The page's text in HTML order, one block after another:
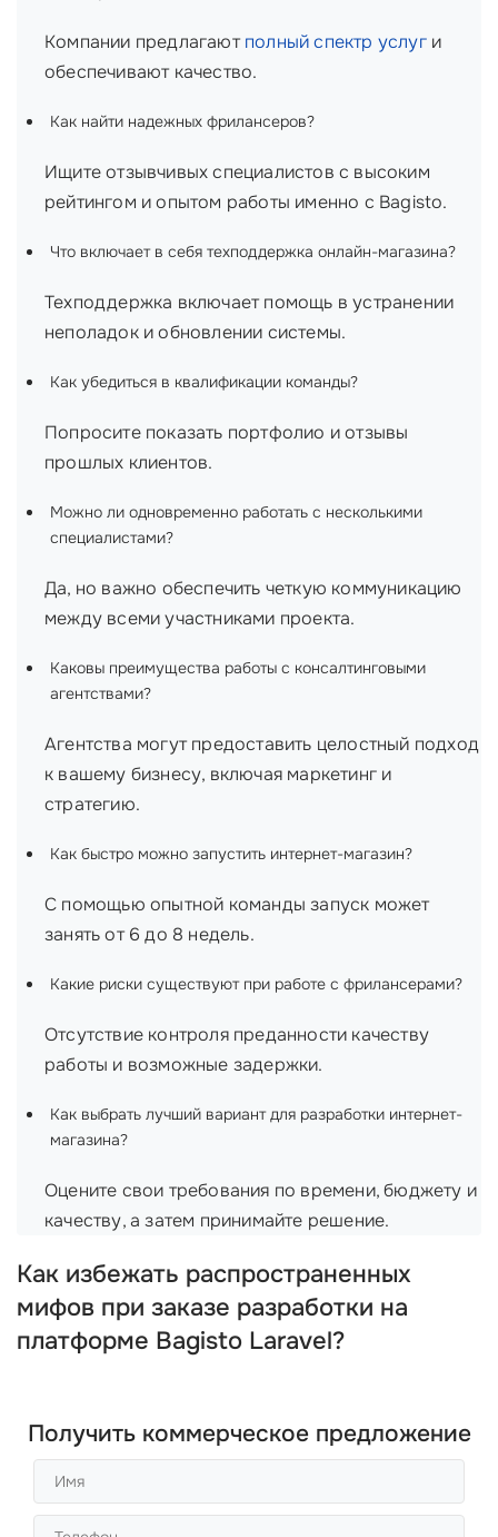
Компании предлагаютполный спектр услуги
обеспечивают качество.
Как найти надежных фрилансеров?
Ищите отзывчивых специалистов с высоким
рейтингом и опытом работы именно с Bagisto.
Что включает в себя техподдержка онлайн-магазина?
Техподдержка включает помощь в устранении
неполадок и обновлении системы.
Как убедиться в квалификации команды?
Попросите показать портфолио и отзывы
прошлых клиентов.
Можно ли одновременно работать с несколькими
специалистами?
Да, но важно обеспечить четкую коммуникацию
между всеми участниками проекта.
Каковы преимущества работы с консалтинговыми
агентствами?
Агентства могут предоставить целостный подход
к вашему бизнесу, включая маркетинг и
стратегию.
Как быстро можно запустить интернет-магазин?
С помощью опытной команды запуск может
занять от 6 до 8 недель.
Какие риски существуют при работе с фрилансерами?
Отсутствие контроля преданности качеству
работы и возможные задержки.
Как выбрать лучший вариант для разработки интернет-
магазина?
Оцените свои требования по времени, бюджету и
качеству, а затем принимайте решение.
Как избежать распространенных
мифов при заказе разработки на
платформе Bagisto Laravel?
Получить коммерческое предложение